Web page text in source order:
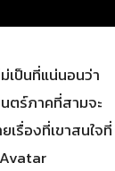
เป็นที่แน่นอนว่า
ตร์ภาคที่สามจะ
รื่องที่เขาสนใจที่